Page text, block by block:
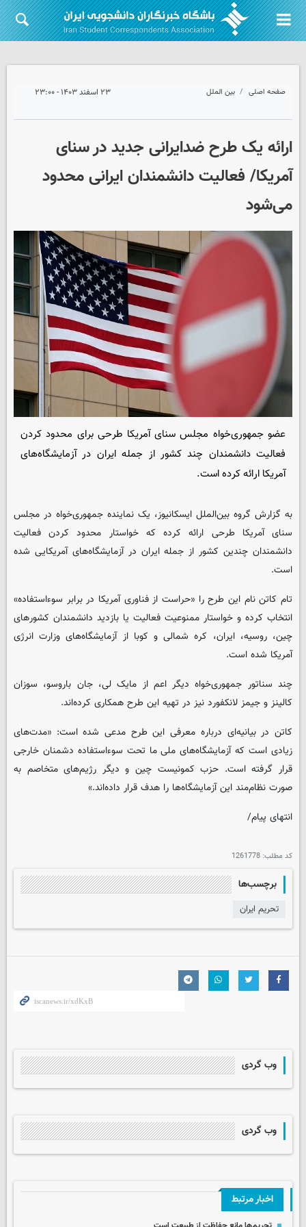
صفحه اصلی بین الملل ۲۳ اسفند ۱۴۰۳ - ۲۳:۰۰
ارائه یک طرح ضدایرانی جدید در سنای
آمریکا/ فعالیت دانشمندان ایرانی محدود
می‌شود
عضو جمهوری‌خواه مجلس سنای آمریکا طرحی برای محدود کردن
فعالیت دانشمندان چند کشور از جمله ایران در آزمایشگاه‌های
آمریکا ارائه کرده است.
به گزارش گروه بین‌الملل ایسکانیوز، یک نماینده جمهوری‌خواه در مجلس
سنای آمریکا طرحی ارائه کرده که خواستار محدود کردن فعالیت
دانشمندان چندین کشور از جمله ایران در آزمایشگاه‌های آمریکایی شده
است.
تام کاتن نام این طرح را «حراست از فناوری آمریکا در برابر سوءاستفاده»
انتخاب کرده و خواستار ممنوعیت فعالیت یا بازدید دانشمندان کشورهای
چین، روسیه، ایران، کره شمالی و کوبا از آزمایشگاه‌های وزارت انرژی
آمریکا شده است.
چند سناتور جمهوری‌خواه دیگر اعم از مایک لی، جان باروسو، سوزان
کالینز و جیمز لانکفورد نیز در تهیه این طرح همکاری کرده‌اند.
کاتن در بیانیه‌ای درباره معرفی این طرح مدعی شده است: «مدت‌های
زیادی است که آزمایشگاه‌های ملی ما تحت سوءاستفاده دشمنان خارجی
قرار گرفته است. حزب کمونیست چین و دیگر رژیم‌های متخاصم به
صورت نظام‌مند این آزمایشگاه‌ها را هدف قرار داده‌اند.»
انتهای پیام/
کد مطلب: 1261778
برچسب‌ها
تحریم ایران
وب گردی
وب گردی
اخبار مرتبط